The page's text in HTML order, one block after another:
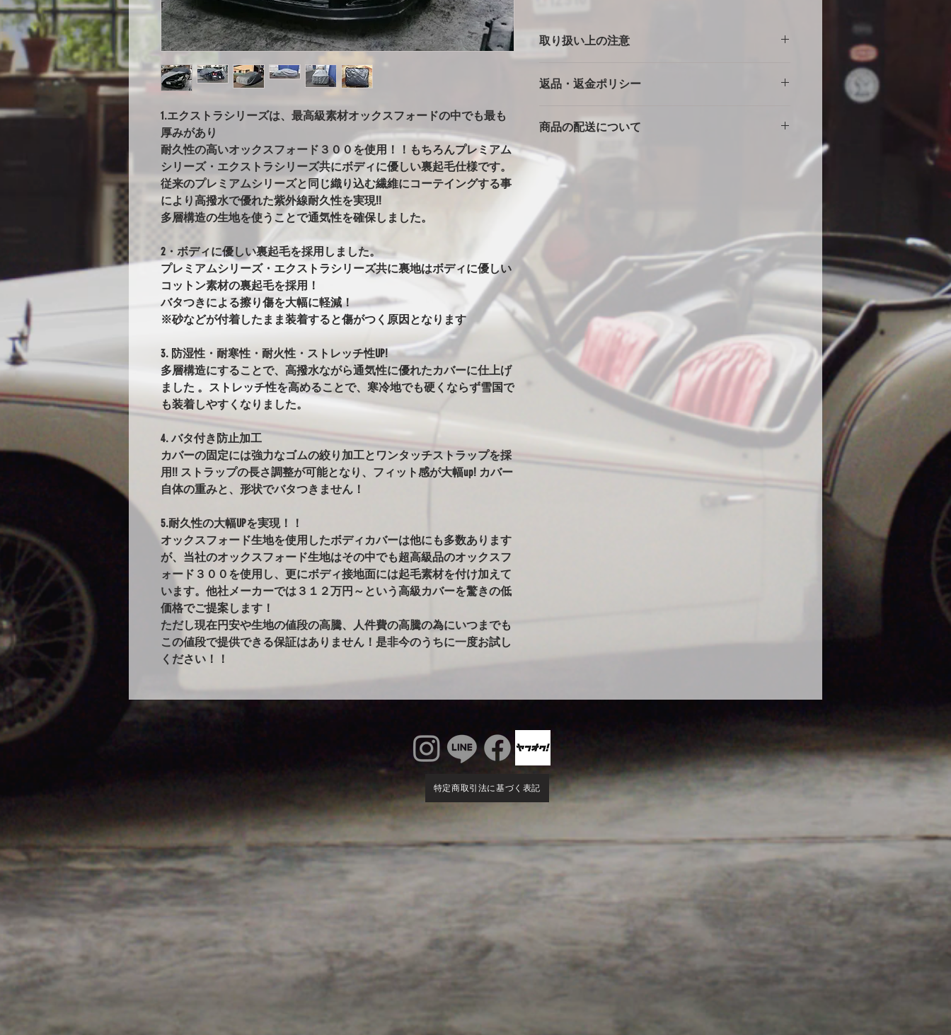
1.エクストラシリーズは、最高級素材オックスフォードの中でも最も
厚みがあり
耐久性の高いオックスフォード３００を使用！！もちろんプレミアム
シリーズ・エクストラシリーズ共にボディに優しい裏起毛仕様です。
従来のプレミアムシリーズと同じ織り込む繊維にコーテイングする事
により高撥水で優れた紫外線耐久性を実現!!
多層構造の生地を使うことで通気性を確保しました。
2・ボディに優しい裏起毛を採用しました。
プレミアムシリーズ・エクストラシリーズ共に裏地はボディに優しい
コットン素材の裏起毛を採用！
バタつきによる擦り傷を大幅に軽減！
※砂などが付着したまま装着すると傷がつく原因となります
3. 防湿性・耐寒性・耐火性・ストレッチ性UP!
多層構造にすることで、高撥水ながら通気性に優れたカバーに仕上げ
ました 。ストレッチ性を高めることで、寒冷地でも硬くならず雪国で
も装着しやすくなりました。
4. バタ付き防止加工
カバーの固定には強力なゴムの絞り加工とワンタッチストラップを採
用!! ストラップの長さ調整が可能となり、フィット感が大幅up! カバー
自体の重みと、形状でバタつきません！
5.耐久性の大幅UPを実現！！
オックスフォード生地を使用したボディカバーは他にも多数あります
が、当社のオックスフォード生地はその中でも超高級品のオックスフ
ォード３００を使用し、更にボディ接地面には起毛素材を付け加えて
います。他社メーカーでは３１２万円～という高級カバーを驚きの低
価格でご提案します！
ただし現在円安や生地の値段の高騰、人件費の高騰の為にいつまでも
この値段で提供できる保証はありません！是非今のうちに一度お試し
ください！！
取り扱い上の注意
※強風での使用の注意
風の時は、ホイール部分に布団を干す時に使用する大型
安全に使用できます。
※完全防水にはしていません。
カバーには防水・撥水加工をしていますが、完全防水で
はありません。ビニール生地やテント生地などの完全防
水生地を使用すると、地面からの湿気でボディが錆てし
まうからです。その為あえて通気性を保つために完全防
水にはしていません。ミシンの縫い目から雨水が浸入す
ることがありますが、不良品ではありません。天気の良
い日など車もカバーをめくり換気する事をお勧めしま
※オールペン車両やコーティング車両に使用する際の注
オールペンやボディコーティング直後の車両は塗膜が不
安定なためカバーの使用はお控えください。コーティン
グ剤や塗料の種類によっては、シミができる可能性があ
ります。万が一シミになった場合は速やかに天日で乾燥
させてください。（現在までに19件のみ、DIYで赤色にオ
ールペンされた車両に使用し、塗装の曇りが出たとの報
※ボディが汚れた状態での使用はお控えください。
かけるのはご注意ください。濡れたままのボディにかけ
ィに使用すると、起毛に砂が入り込み傷の原因になりま
返品・返金ポリシー
返品返金は対応できません。事前にカスタム等ご相談い
期不良に関しては別途商品に交換させて頂きます。
商品の配送について
本州一律1500円
北海道・沖縄・離島は2000円
発送はゆうパックでの発送になります。土日祝・年末年
始の発送は出来ません。
特定商取引法に基づく表記